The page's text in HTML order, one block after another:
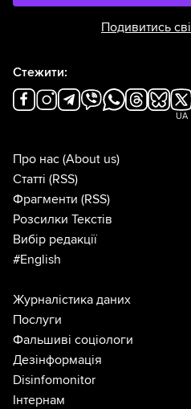
Подивитись
Стежити:
UA
Про нас (About us)
Статті (RSS)
Фрагменти (RSS)
Розсилки Текстів
Вибір редакції
#English
Журналістика даних
Послуги
Фальшиві соціологи
Дезінформація
Disinfomonitor
Інтернам